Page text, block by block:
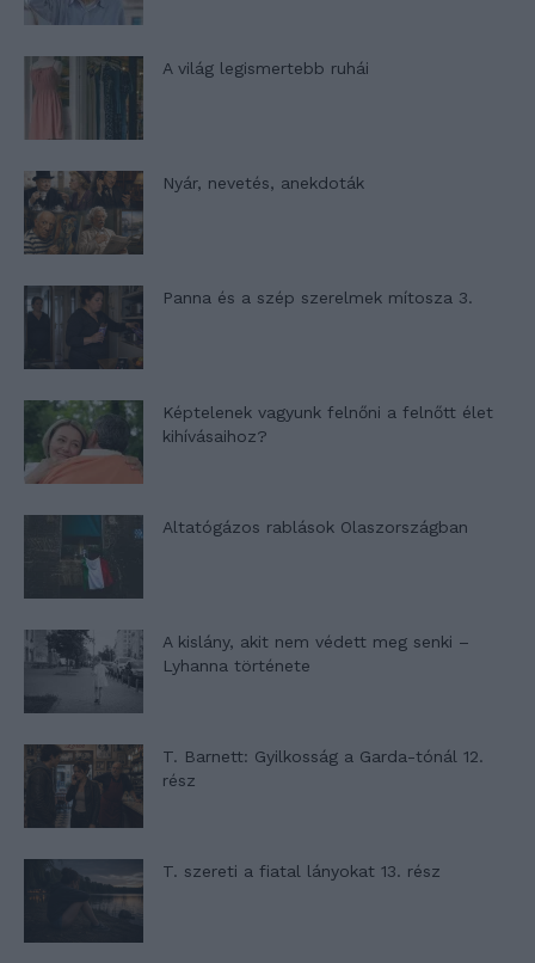
A világ legismertebb ruhái
Nyár, nevetés, anekdoták
Panna és a szép szerelmek mítosza 3.
Képtelenek vagyunk felnőni a felnőtt élet
kihívásaihoz?
Altatógázos rablások Olaszországban
A kislány, akit nem védett meg senki –
Lyhanna története
T. Barnett: Gyilkosság a Garda-tónál 12.
rész
T. szereti a fiatal lányokat 13. rész